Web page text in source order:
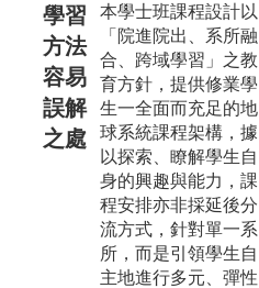
學習
方法
容易
誤解
之處
本學士班課程設計以
「院進院出、系所融
合、跨域學習」之教
育方針，提供修業學
生一全面而充足的地
球系統課程架構，據
以探索、瞭解學生自
身的興趣與能力，課
程安排亦非採延後分
流方式，針對單一系
所，而是引領學生自
主地進行多元、彈性